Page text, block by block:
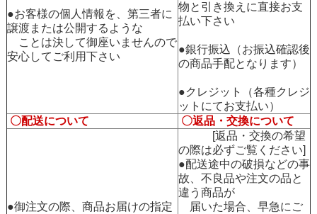
●お客様の個人情報を、第三者に
譲渡または公開するような
ことは決して御座いませんので
安心してご利用下さい
物と引き換えに直接お支
払い下さい
●銀行振込（お振込確認後
の商品手配となります）
●クレジット（各種クレジ
ットにてお支払い）
〇配送について
〇返品・交換について
●御注文の際、商品お届けの指定
[返品・交換の希望
の際は必ずご覧ください]
●配送途中の破損などの事
故、不良品や注文の品と
違う商品が
届いた場合、早急にご